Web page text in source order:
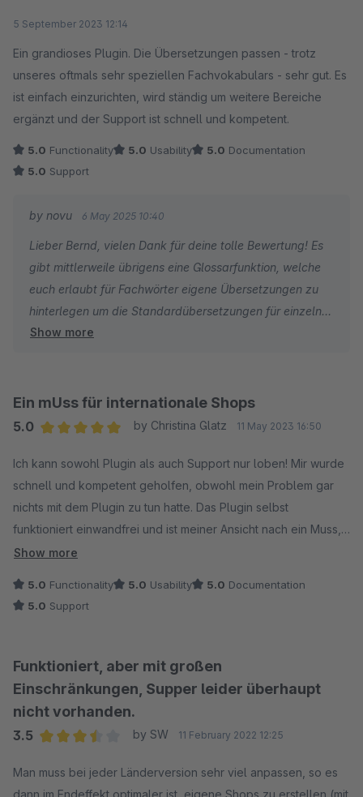
5 September 2023 12:14
Ein grandioses Plugin. Die Übersetzungen passen - trotz
unseres oftmals sehr speziellen Fachvokabulars - sehr gut. Es
ist einfach einzurichten, wird ständig um weitere Bereiche
ergänzt und der Support ist schnell und kompetent.
5.0 Functionality 5.0 Usability 5.0 Documentation
5.0 Support
by novu 6 May 2025 10:40
Lieber Bernd, vielen Dank für deine tolle Bewertung! Es
gibt mittlerweile übrigens eine Glossarfunktion, welche
euch erlaubt für Fachwörter eigene Übersetzungen zu
hinterlegen um die Standardübersetzungen für einzelne
Begriffe zu überschreiben :-)
Show more
Ein mUss für internationale Shops
5.0
by Christina Glatz 11 May 2023 16:50
Ich kann sowohl Plugin als auch Support nur loben! Mir wurde
schnell und kompetent geholfen, obwohl mein Problem gar
nichts mit dem Plugin zu tun hatte. Das Plugin selbst
funktioniert einwandfrei und ist meiner Ansicht nach ein Muss,
wenn man international verkaufen möchte. Vielen Dank dafür!
Show more
5.0 Functionality 5.0 Usability 5.0 Documentation
5.0 Support
Funktioniert, aber mit großen
Einschränkungen, Supper leider überhaupt
nicht vorhanden.
3.5
by SW 11 February 2022 12:25
Man muss bei jeder Länderversion sehr viel anpassen, so es
dann im Endeffekt optimaler ist, eigene Shops zu erstellen (mit